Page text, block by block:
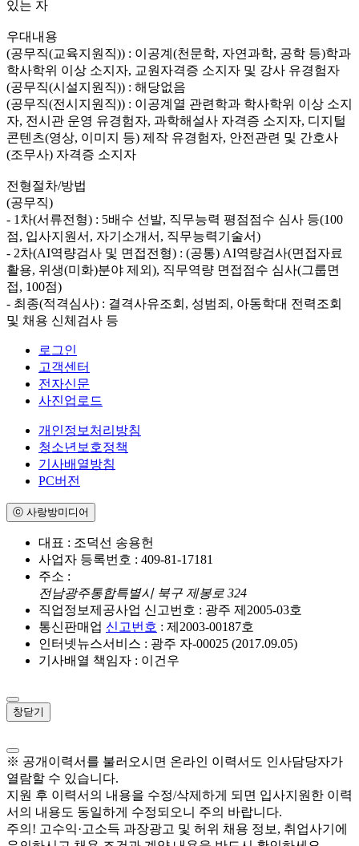
있는 자
우대내용
(공무직(교육지원직)) : 이공계(천문학, 자연과학, 공학 등)학과
학사학위 이상 소지자, 교원자격증 소지자 및 강사 유경험자
(공무직(시설지원직)) : 해당없음
(공무직(전시지원직)) : 이공계열 관련학과 학사학위 이상 소지
자, 전시관 운영 유경험자, 과학해설사 자격증 소지자, 디지털
콘텐츠(영상, 이미지 등) 제작 유경험자, 안전관련 및 간호사
(조무사) 자격증 소지자
전형절차/방법
(공무직)
- 1차(서류전형) : 5배수 선발, 직무능력 평점점수 심사 등(100
점, 입사지원서, 자기소개서, 직무능력기술서)
- 2차(AI역량검사 및 면접전형) : (공통) AI역량검사(면접자료
활용, 위생(미화)분야 제외), 직무역량 면접점수 심사(그룹면
접, 100점)
- 최종(적격심사) : 결격사유조회, 성범죄, 아동학대 전력조회
및 채용 신체검사 등
로그인
고객센터
전자신문
사진업로드
개인정보처리방침
청소년보호정책
기사배열방침
PC버전
ⓒ 사랑방미디어
대표 : 조덕선 송용헌
사업자 등록번호 : 409-81-17181
주소 :
전남광주통합특별시 북구 제봉로 324
직업정보제공사업 신고번호 : 광주 제2005-03호
통신판매업 신고번호 : 제2003-00187호
인터넷뉴스서비스 : 광주 자-00025 (2017.09.05)
기사배열 책임자 : 이건우
창닫기
※ 공개이력서를 불러오시면 온라인 이력서도 인사담당자가
열람할 수 있습니다.
지원 후 이력서의 내용을 수정/삭제하게 되면 입사지원한 이력
서의 내용도 동일하게 수정되오니 주의 바랍니다.
주의! 고수익·고소득 과장광고 및 허위 채용 정보, 취업사기에